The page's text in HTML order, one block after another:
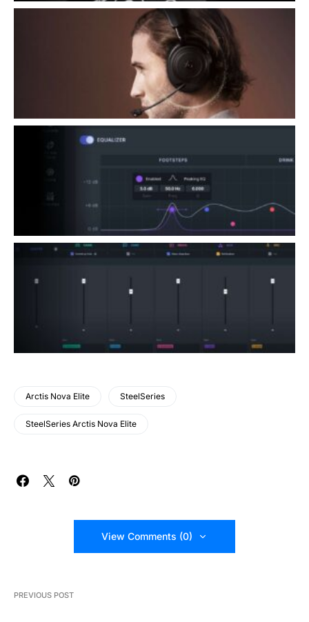
Arctis Nova Elite SteelSeries
SteelSeries Arctis Nova Elite
View Comments (0)
PREVIOUS POST